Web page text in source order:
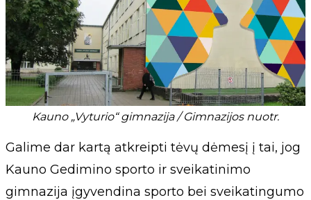
Kauno „Vyturio“ gimnazija / Gimnazijos nuotr.
Galime dar kartą atkreipti tėvų dėmesį į tai, jog
Kauno Gedimino sporto ir sveikatinimo
gimnazija įgyvendina sporto bei sveikatingumo